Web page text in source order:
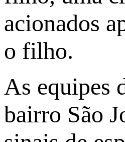
acionados
o filho.
As equipes
bairro São